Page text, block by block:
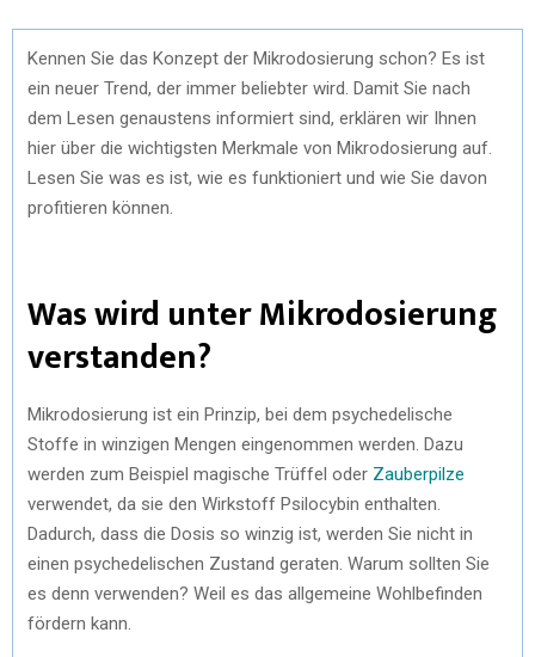
Kennen Sie das Konzept der Mikrodosierung schon? Es ist
ein neuer Trend, der immer beliebter wird. Damit Sie nach
dem Lesen genaustens informiert sind, erklären wir Ihnen
hier über die wichtigsten Merkmale von Mikrodosierung auf.
Lesen Sie was es ist, wie es funktioniert und wie Sie davon
profitieren können.
Was wird unter Mikrodosierung
verstanden?
Mikrodosierung ist ein Prinzip, bei dem psychedelische
Stoffe in winzigen Mengen eingenommen werden. Dazu
werden zum Beispiel magische Trüffel oder Zauberpilze
verwendet, da sie den Wirkstoff Psilocybin enthalten.
Dadurch, dass die Dosis so winzig ist, werden Sie nicht in
einen psychedelischen Zustand geraten. Warum sollten Sie
es denn verwenden? Weil es das allgemeine Wohlbefinden
fördern kann.